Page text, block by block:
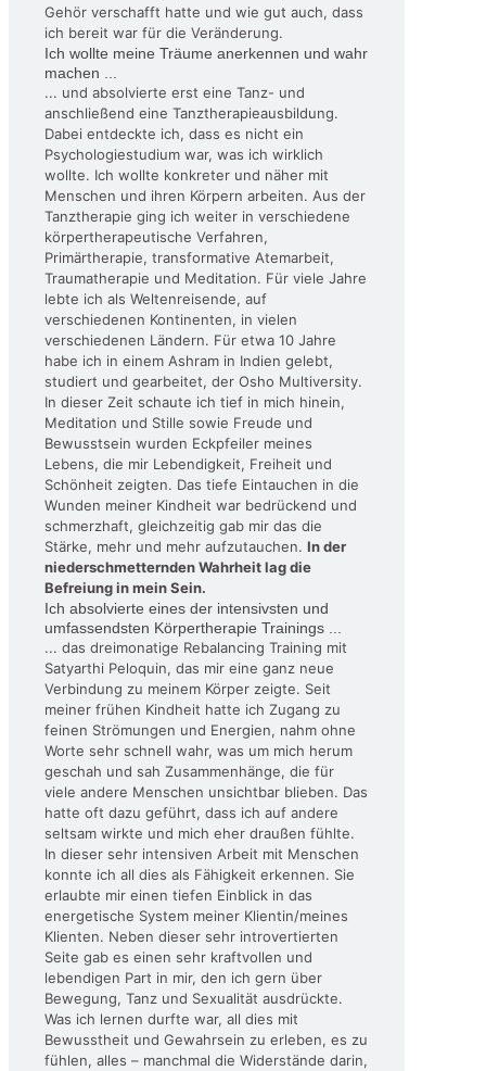
Gehör verschafft hatte und wie gut auch, dass
ich bereit war für die Veränderung.
Ich wollte meine Träume anerkennen und wahr
machen ...
... und absolvierte erst eine Tanz- und
anschließend eine Tanztherapieausbildung.
Dabei entdeckte ich, dass es nicht ein
Psychologiestudium war, was ich wirklich
wollte. Ich wollte konkreter und näher mit
Menschen und ihren Körpern arbeiten. Aus der
Tanztherapie ging ich weiter in verschiedene
körpertherapeutische Verfahren,
Primärtherapie, transformative Atemarbeit,
Traumatherapie und Meditation. Für viele Jahre
lebte ich als Weltenreisende, auf
verschiedenen Kontinenten, in vielen
verschiedenen Ländern. Für etwa 10 Jahre
habe ich in einem Ashram in Indien gelebt,
studiert und gearbeitet, der Osho Multiversity.
In dieser Zeit schaute ich tief in mich hinein,
Meditation und Stille sowie Freude und
Bewusstsein wurden Eckpfeiler meines
Lebens, die mir Lebendigkeit, Freiheit und
Schönheit zeigten. Das tiefe Eintauchen in die
Wunden meiner Kindheit war bedrückend und
schmerzhaft, gleichzeitig gab mir das die
Stärke, mehr und mehr aufzutauchen. In der
niederschmetternden Wahrheit lag die
Befreiung in mein Sein.
Ich absolvierte eines der intensivsten und
umfassendsten Körpertherapie Trainings ...
... das dreimonatige Rebalancing Training mit
Satyarthi Peloquin, das mir eine ganz neue
Verbindung zu meinem Körper zeigte. Seit
meiner frühen Kindheit hatte ich Zugang zu
feinen Strömungen und Energien, nahm ohne
Worte sehr schnell wahr, was um mich herum
geschah und sah Zusammenhänge, die für
viele andere Menschen unsichtbar blieben. Das
hatte oft dazu geführt, dass ich auf andere
seltsam wirkte und mich eher draußen fühlte.
In dieser sehr intensiven Arbeit mit Menschen
konnte ich all dies als Fähigkeit erkennen. Sie
erlaubte mir einen tiefen Einblick in das
energetische System meiner Klientin/meines
Klienten. Neben dieser sehr introvertierten
Seite gab es einen sehr kraftvollen und
lebendigen Part in mir, den ich gern über
Bewegung, Tanz und Sexualität ausdrückte.
Was ich lernen durfte war, all dies mit
Bewusstheit und Gewahrsein zu erleben, es zu
fühlen, alles – manchmal die Widerstände darin,